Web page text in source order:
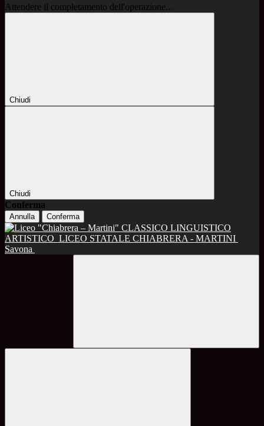
Attendere il completamento dell'operazione...
Chiudi
Chiudi
Conferma
Annulla Conferma
CLASSICO LINGUISTICO
ARTISTICO LICEO STATALE CHIABRERA - MARTINI
Savona